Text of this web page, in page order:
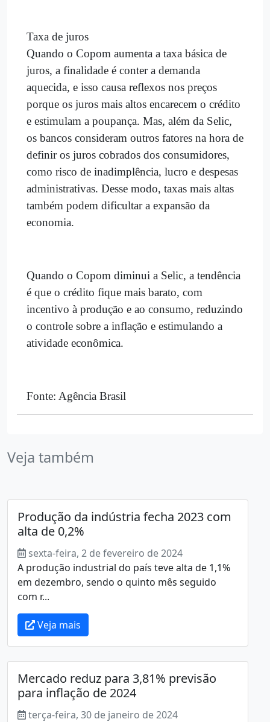
Taxa de juros
Quando o Copom aumenta a taxa básica de
juros, a finalidade é conter a demanda
aquecida, e isso causa reflexos nos preços
porque os juros mais altos encarecem o crédito
e estimulam a poupança. Mas, além da Selic,
os bancos consideram outros fatores na hora de
definir os juros cobrados dos consumidores,
como risco de inadimplência, lucro e despesas
administrativas. Desse modo, taxas mais altas
também podem dificultar a expansão da
economia.
Quando o Copom diminui a Selic, a tendência
é que o crédito fique mais barato, com
incentivo à produção e ao consumo, reduzindo
o controle sobre a inflação e estimulando a
atividade econômica.
Fonte: Agência Brasil
Veja também
Produção da indústria fecha 2023 com
alta de 0,2%
sexta-feira, 2 de fevereiro de 2024
A produção industrial do país teve alta de 1,1%
em dezembro, sendo o quinto mês seguido
com r...
Veja mais
Mercado reduz para 3,81% previsão
para inflação de 2024
terça-feira, 30 de janeiro de 2024